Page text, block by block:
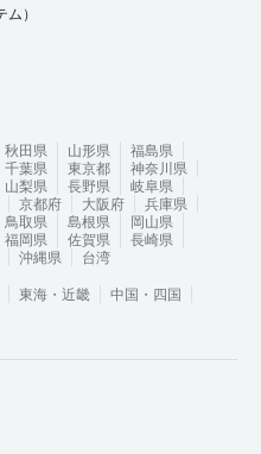
）
秋田県 山形県
福島県
千葉県 東京都
神奈川県
山梨県 長野県
岐阜県
京都府 大阪府
兵庫県
鳥取県 島根県
岡山県
福岡県 佐賀県
長崎県
沖縄県
台湾
東海・近畿
中国・四国